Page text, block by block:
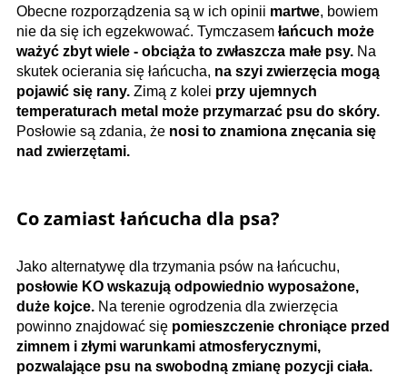
Obecne rozporządzenia są w ich opinii martwe, bowiem
nie da się ich egzekwować. Tymczasem łańcuch może
ważyć zbyt wiele - obciąża to zwłaszcza małe psy. Na
skutek ocierania się łańcucha, na szyi zwierzęcia mogą
pojawić się rany. Zimą z kolei przy ujemnych
temperaturach metal może przymarzać psu do skóry.
Posłowie są zdania, że nosi to znamiona znęcania się
nad zwierzętami.
Co zamiast łańcucha dla psa?
Jako alternatywę dla trzymania psów na łańcuchu,
posłowie KO wskazują odpowiednio wyposażone,
duże kojce. Na terenie ogrodzenia dla zwierzęcia
powinno znajdować się pomieszczenie chroniące przed
zimnem i złymi warunkami atmosferycznymi,
pozwalające psu na swobodną zmianę pozycji ciała.